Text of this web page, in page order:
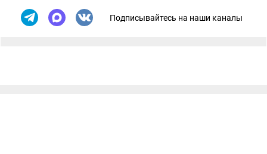
Подписывайтесь на наши каналы